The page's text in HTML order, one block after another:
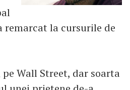
remarcat la cursurile de
Wall Street, dar soarta